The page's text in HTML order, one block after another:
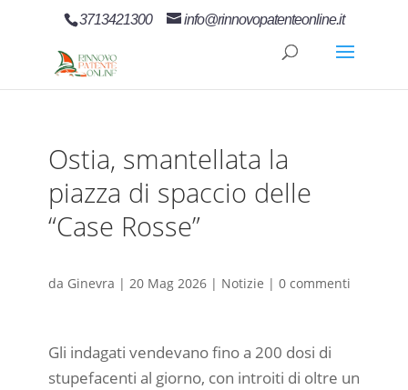
3713421300 info@rinnovopatenteonline.it
Ostia, smantellata la
piazza di spaccio delle
“Case Rosse”
da Ginevra | 20 Mag 2026| Notizie | 0 commenti
Gli indagati vendevano fino a 200 dosi di
stupefacenti al giorno, con introiti di oltre un